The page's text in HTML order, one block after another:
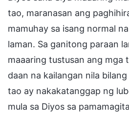
tao, maranasan ang
mamuhay sa isang normal
laman. Sa ganitong paraan
maaaring tustusan ang mga
daan na kailangan nila
tao ay nakakatanggap ng
mula sa Diyos sa